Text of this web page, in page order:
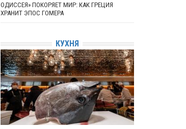
ОДИССЕЯ» ПОКОРЯЕТ МИР: КАК ГРЕЦИЯ
ХРАНИТ ЭПОС ГОМЕРА
КУХНЯ